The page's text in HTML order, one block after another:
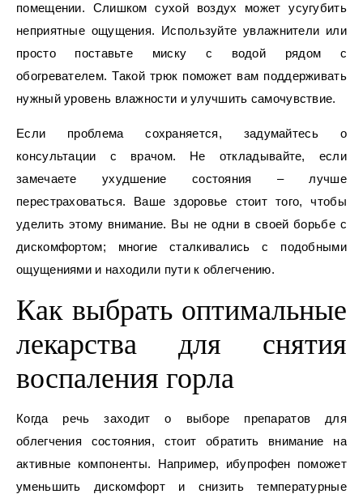
помещении. Слишком сухой воздух может усугубить
неприятные ощущения. Используйте увлажнители или
просто поставьте миску с водой рядом с
обогревателем. Такой трюк поможет вам поддерживать
нужный уровень влажности и улучшить самочувствие.
Если проблема сохраняется, задумайтесь о
консультации с врачом. Не откладывайте, если
замечаете ухудшение состояния – лучше
перестраховаться. Ваше здоровье стоит того, чтобы
уделить этому внимание. Вы не одни в своей борьбе с
дискомфортом; многие сталкивались с подобными
ощущениями и находили пути к облегчению.
Как выбрать оптимальные
лекарства для снятия
воспаления горла
Когда речь заходит о выборе препаратов для
облегчения состояния, стоит обратить внимание на
активные компоненты. Например, ибупрофен поможет
уменьшить дискомфорт и снизить температурные